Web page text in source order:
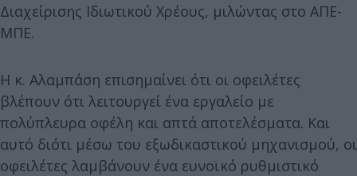
Διαχείρισης Ιδιωτικού Χρέους, μιλώντας στο ΑΠΕ-
ΜΠΕ.
Η κ. Αλαμπάση επισημαίνει ότι οι οφειλέτες
βλέπουν ότι λειτουργεί ένα εργαλείο με
πολύπλευρα οφέλη και απτά αποτελέσματα. Και
αυτό διότι μέσω του εξωδικαστικού μηχανισμού, οι
οφειλέτες λαμβάνουν ένα ευνοϊκό ρυθμιστικό